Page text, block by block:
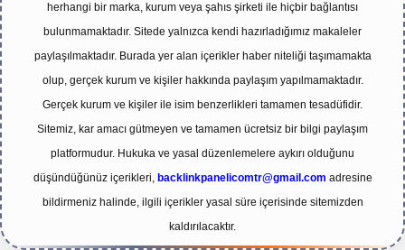
herhangi bir marka, kurum veya şahıs şirketi ile hiçbir bağlantısı
bulunmamaktadır. Sitede yalnızca kendi hazırladığımız makaleler
paylaşılmaktadır. Burada yer alan içerikler haber niteliği taşımamakta
olup, gerçek kurum ve kişiler hakkında paylaşım yapılmamaktadır.
Gerçek kurum ve kişiler ile isim benzerlikleri tamamen tesadüfidir.
Sitemiz, kar amacı gütmeyen ve tamamen ücretsiz bir bilgi paylaşım
platformudur. Hukuka ve yasal düzenlemelere aykırı olduğunu
düşündüğünüz içerikleri, backlinkpanelicomtr@gmail.com adresine
bildirmeniz halinde, ilgili içerikler yasal süre içerisinde sitemizden
kaldırılacaktır.